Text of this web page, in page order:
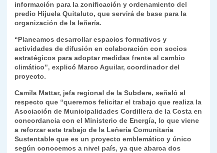
información para la zonificación y ordenamiento del
predio Hijuela Quitaluto, que servirá de base para la
organización de la leñería.
“Planeamos desarrollar espacios formativos y
actividades de difusión en colaboración con socios
estratégicos para adoptar medidas frente al cambio
climático”, explicó Marco Aguilar, coordinador del
proyecto.
Camila Mattar, jefa regional de la Subdere, señaló al
respecto que “queremos felicitar el trabajo que realiza la
Asociación de Municipalidades Cordillera de la Costa en
concordancia con el Ministerio de Energía, lo que viene
a reforzar este trabajo de la Leñería Comunitaria
Sustentable que es un proyecto emblemático y único
según conocemos a nivel país, ya que abarca dos